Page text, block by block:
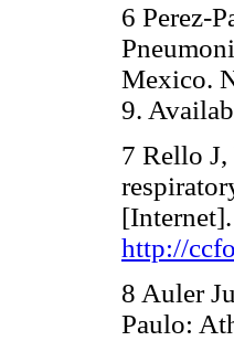
6 Perez-
Mexico.
9.
7 Rello J,
http://
8 Auler
Paulo: